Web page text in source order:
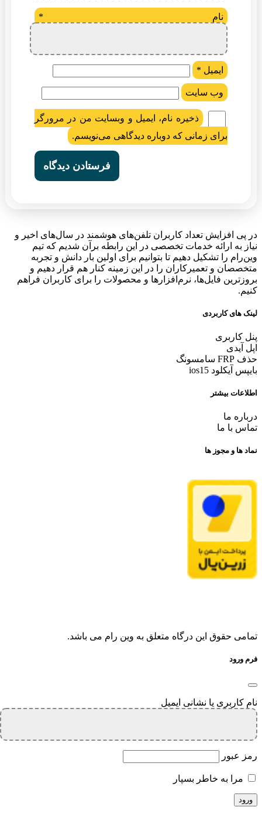
نام *
ایمیل *
وب‌ سایت
ذخیره نام، ایمیل و وبسایت من در مرورگر
برای زمانی که دوباره دیدگاهی می‌نویسم.
در پی افزایش تعداد کاربران تلفن‌های هوشمند در سال‌های اخیر و
نیاز به ارائه خدمات تخصصی در این رابطه برآن شدیم که تیم
وین‌رام را تشکیل دهیم تا بتوانیم برای اولین بار دانش و تجربه
متخصصان و تعمیرکاران را در این زمینه کنار هم قرار دهیم و
بروزترین فایل‌ها، نرم‌افزارها و محصولات را برای کاربران فراهم
کنیم.
لینک های کاربردی
پنل کاربری
اپل آیدی
حذف FRP سامسونگ
بایپس آیکلود ios15
اطلاعات بیشتر
درباره ما
تماس با ما
نماد ها و مجوز ها
تمامی حقوق این درگاه متعلق به وین رام می باشد.
فرم ورود
نام کاربری یا نشانی ایمیل
رمز عبور
مرا به خاطر بسپار